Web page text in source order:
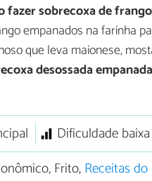
fazer sobrecoxa de
empanados na farinha
que leva maionese,
desossada empanada
Dificuldade baixa
Frito,Receitas do